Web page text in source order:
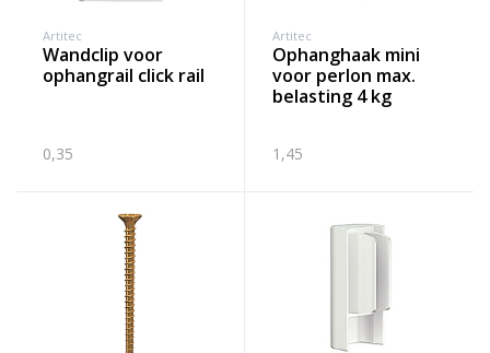
Artitec
wandclip voor
ophangrail click rail
0,35
Artitec
ophanghaak mini
voor perlon max.
belasting 4 kg
1,45